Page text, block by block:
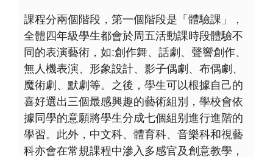
課程分兩個階段，第一個階段是「體驗課」，
全體四年級學生都會於周五活動課時段體驗不
同的表演藝術，如:創作舞、話劇、聲響創作、
無人機表演、形象設計、影子偶劇、布偶劇、
魔術劇、默劇等。之後，學生可以根據自己的
喜好選出三個最感興趣的藝術組別，學校會依
據同學的意願將學生分成七個組别進行進階的
學習。此外，中文科、體育科、音樂科和視藝
科亦會在常規課程中滲入多感官及創意教學，